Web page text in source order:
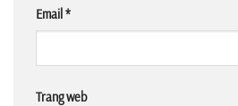
Email *
Trang web